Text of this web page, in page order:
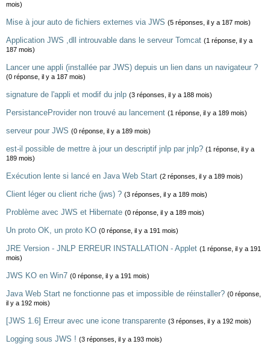
mois)
Mise à jour auto de fichiers externes via JWS (5 réponses, il y a 187 mois)
Application JWS ,dll introuvable dans le serveur Tomcat (1 réponse, il y a
187 mois)
Lancer une appli (installée par JWS) depuis un lien dans un navigateur ?
(0 réponse, il y a 187 mois)
signature de l'appli et modif du jnlp (3 réponses, il y a 188 mois)
PersistanceProvider non trouvé au lancement (1 réponse, il y a 189 mois)
serveur pour JWS (0 réponse, il y a 189 mois)
est-il possible de mettre à jour un descriptif jnlp par jnlp? (1 réponse, il y a
189 mois)
Exécution lente si lancé en Java Web Start (2 réponses, il y a 189 mois)
Client léger ou client riche (jws) ? (3 réponses, il y a 189 mois)
Problème avec JWS et Hibernate (0 réponse, il y a 189 mois)
Un proto OK, un proto KO (0 réponse, il y a 191 mois)
JRE Version - JNLP ERREUR INSTALLATION - Applet (1 réponse, il y a 191
mois)
JWS KO en Win7 (0 réponse, il y a 191 mois)
Java Web Start ne fonctionne pas et impossible de réinstaller? (0 réponse,
il y a 192 mois)
[JWS 1.6] Erreur avec une icone transparente (3 réponses, il y a 192 mois)
Logging sous JWS ! (3 réponses, il y a 193 mois)